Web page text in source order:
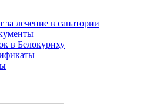
лечение в санатории
в Белокуриху